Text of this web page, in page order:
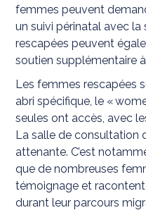
femmes peuvent
un suivi périnatal avec
rescapées peuvent
soutien supplémentaire
Les femmes rescapées
abri spécifique, le «
seules ont accès, avec
La salle de consultation
attenante. C’est
que de nombreuses
témoignage et
durant leur parcours